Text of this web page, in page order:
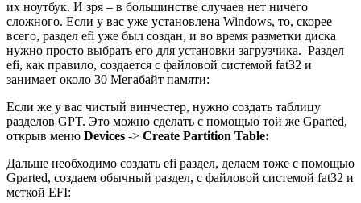
их ноутбук. И зря – в большинстве случаев нет ничего
сложного. Если у вас уже установлена Windows, то, скорее
всего, раздел efi уже был создан, и во время разметки диска
нужно просто выбрать его для установки загрузчика. Раздел
efi, как правило, создается с файловой системой fat32 и
занимает около 30 Мегабайт памяти:
Если же у вас чистый винчестер, нужно создать таблицу
разделов GPT. Это можно сделать с помощью той же Gparted,
открыв меню Devices -> Create Partition Table:
Дальше необходимо создать efi раздел, делаем тоже с помощью
Gparted, создаем обычный раздел, с файловой системой fat32 и
меткой EFI: